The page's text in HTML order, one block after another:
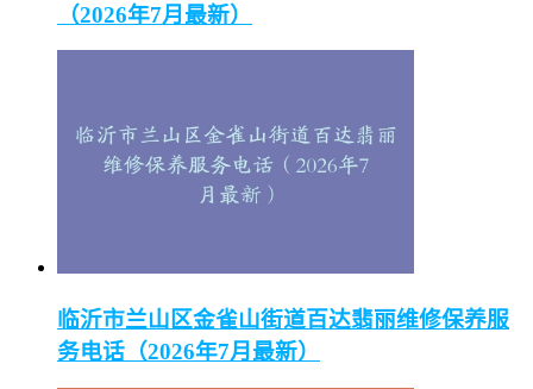
（2026年7月最新）
临沂市兰山区金雀山街道百达翡丽维修保养服
务电话（2026年7月最新）